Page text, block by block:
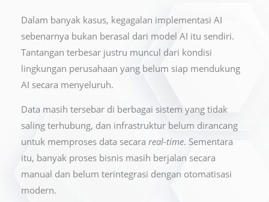
Dalam banyak kasus, kegagalan implementasi AI
sebenarnya bukan berasal dari model AI itu sendiri.
Tantangan terbesar justru muncul dari kondisi
lingkungan perusahaan yang belum siap mendukung
AI secara menyeluruh.
Data masih tersebar di berbagai sistem yang tidak
saling terhubung, dan infrastruktur belum dirancang
untuk memproses data secara real-time. Sementara
itu, banyak proses bisnis masih berjalan secara
manual dan belum terintegrasi dengan otomatisasi
modern.